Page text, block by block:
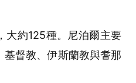
大約125種。尼泊爾主要
督教、伊斯蘭教與耆那